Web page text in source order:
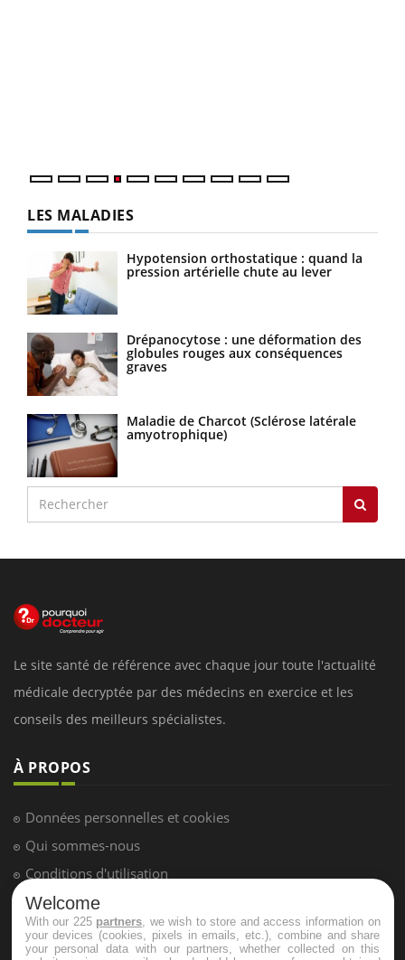
LES MALADIES
Hypotension orthostatique : quand la
pression artérielle chute au lever
Drépanocytose : une déformation des
globules rouges aux conséquences
graves
Maladie de Charcot (Sclérose latérale
amyotrophique)
Le site santé de référence avec chaque jour toute l'actualité
médicale decryptée par des médecins en exercice et les
conseils des meilleurs spécialistes.
À PROPOS
Données personnelles et cookies
Qui sommes-nous
Conditions d'utilisation
Plan du site
Mentions Légales
Welcome
With our 225 partners , we wish to store and access information on
your devices (cookies, pixels in emails, etc.), combine and share
your personal data with our partners, whether collected on this